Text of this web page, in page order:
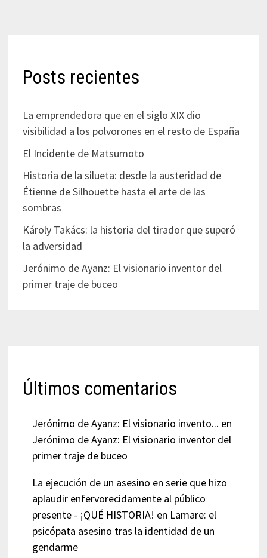
Posts recientes
La emprendedora que en el siglo XIX dio
visibilidad a los polvorones en el resto de España
El Incidente de Matsumoto
Historia de la silueta: desde la austeridad de
Étienne de Silhouette hasta el arte de las
sombras
Károly Takács: la historia del tirador que superó
la adversidad
Jerónimo de Ayanz: El visionario inventor del
primer traje de buceo
Últimos comentarios
Jerónimo de Ayanz: El visionario invento... en
Jerónimo de Ayanz: El visionario inventor del
primer traje de buceo
La ejecución de un asesino en serie que hizo
aplaudir enfervorecidamente al público
presente - ¡QUÉ HISTORIA! en Lamare: el
psicópata asesino tras la identidad de un
gendarme